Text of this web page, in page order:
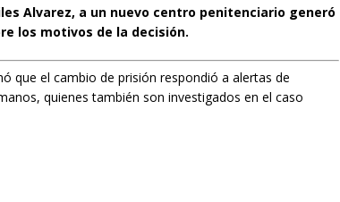
Alvarez, a un nuevo centro penitenciario generó
los motivos de la decisión.
que el cambio de prisión respondió a alertas de
quienes también son investigados en el caso